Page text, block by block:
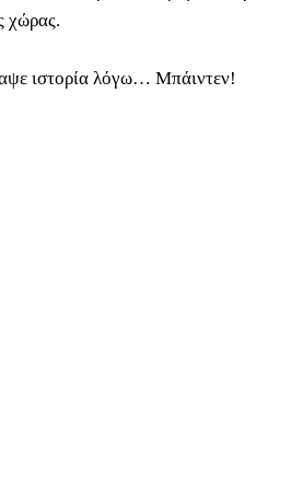
χώρας.
ιστορία λόγω… Μπάιντεν!